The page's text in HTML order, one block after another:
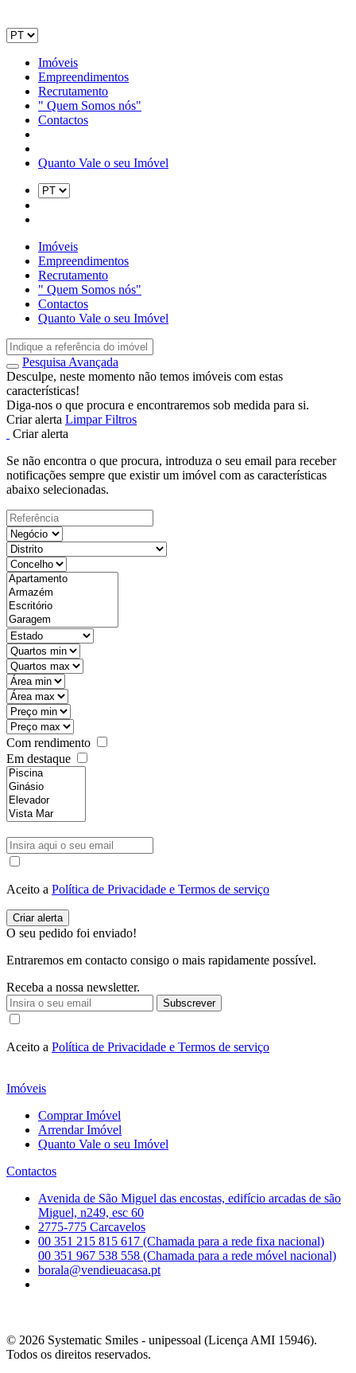
Imóveis
Empreendimentos
Recrutamento
" Quem Somos nós"
Contactos
Quanto Vale o seu Imóvel
Imóveis
Empreendimentos
Recrutamento
" Quem Somos nós"
Contactos
Quanto Vale o seu Imóvel
Pesquisa Avançada
Desculpe, neste momento não temos imóveis com estas
características!
Diga-nos o que procura e encontraremos sob medida para si.
Criar alerta Limpar Filtros
Criar alerta
Se não encontra o que procura, introduza o seu email para receber
notificações sempre que existir um imóvel com as características
abaixo selecionadas.
Com rendimento
Em destaque
Aceito a Política de Privacidade e Termos de serviço
O seu pedido foi enviado!
Entraremos em contacto consigo o mais rapidamente possível.
Receba a nossa newsletter.
Subscrever
Aceito a Política de Privacidade e Termos de serviço
Imóveis
Comprar Imóvel
Arrendar Imóvel
Quanto Vale o seu Imóvel
Contactos
Avenida de São Miguel das encostas, edifício arcadas de são
Miguel, n249, esc 60
2775-775 Carcavelos
00 351 215 815 617 (Chamada para a rede fixa nacional)
00 351 967 538 558 (Chamada para a rede móvel nacional)
borala@vendieuacasa.pt
© 2026 Systematic Smiles - unipessoal (Licença AMI 15946).
Todos os direitos reservados.